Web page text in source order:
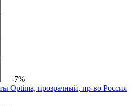
-7%
Optima, прозрачный, пр-во Россия